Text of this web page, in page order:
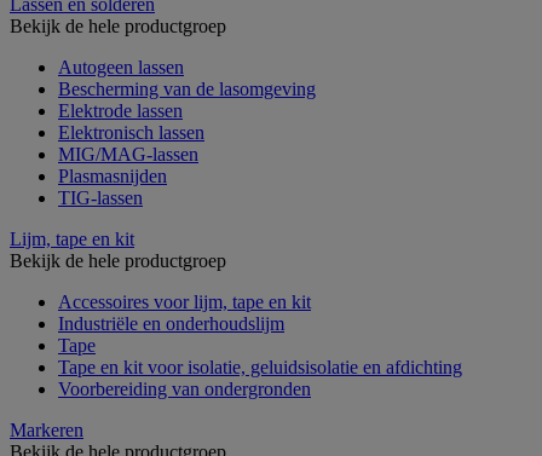
Bekijk de hele productgroep
Autogeen lassen
Bescherming van de lasomgeving
Elektrode lassen
Elektronisch lassen
MIG/MAG-lassen
Plasmasnijden
TIG-lassen
Lijm, tape en kit
Bekijk de hele productgroep
Accessoires voor lijm, tape en kit
Industriële en onderhoudslijm
Tape
Tape en kit voor isolatie, geluidsisolatie en afdichting
Voorbereiding van ondergronden
Markeren
Bekijk de hele productgroep